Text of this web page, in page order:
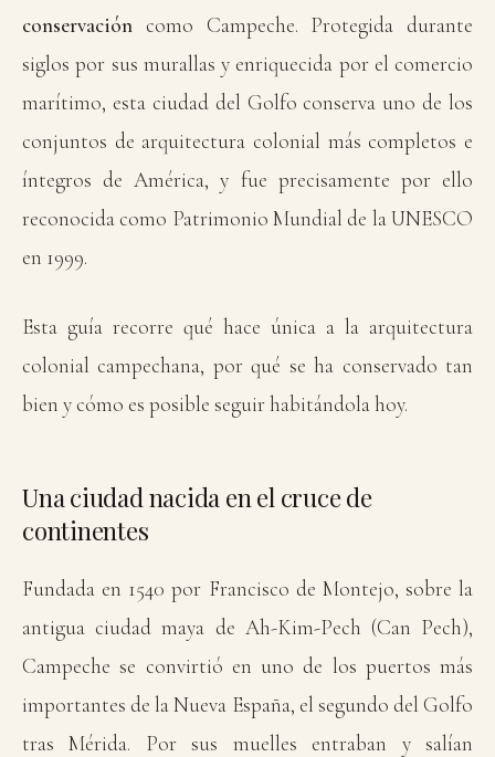
conservación como Campeche. Protegida durante
siglos por sus murallas y enriquecida por el comercio
marítimo, esta ciudad del Golfo conserva uno de los
conjuntos de arquitectura colonial más completos e
íntegros de América, y fue precisamente por ello
reconocida como Patrimonio Mundial de la UNESCO
en 1999.
Esta guía recorre qué hace única a la arquitectura
colonial campechana, por qué se ha conservado tan
bien y cómo es posible seguir habitándola hoy.
Una ciudad nacida en el cruce de
continentes
Fundada en 1540 por Francisco de Montejo, sobre la
antigua ciudad maya de Ah-Kim-Pech (Can Pech),
Campeche se convirtió en uno de los puertos más
importantes de la Nueva España, el segundo del Golfo
tras Mérida. Por sus muelles entraban y salían